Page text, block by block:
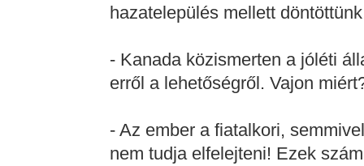
hazatelepülés mellett
- Kanada közismerten a jóléti
erről a lehetőségről. Vajon
- Az ember a fiatalkori,
nem tudja elfelejteni! Ezek